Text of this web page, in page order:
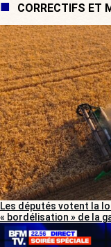
CORRECTIFS ET
Les députés votent la
« bordélisation » de la